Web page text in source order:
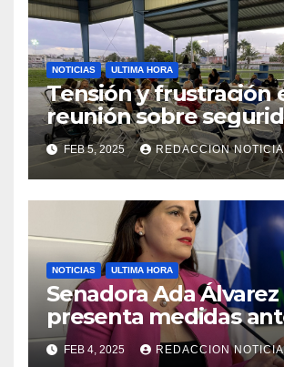
NOTICIAS ULTIMA HORA
Tensión y frustración
reunión sobre
Reparto
FEB 5, 2025 REDACCION
NOTICIAS ULTIMA HORA
Senadora Ada Álvarez
presenta medidas
violencia en el
FEB 4, 2025 REDACCION